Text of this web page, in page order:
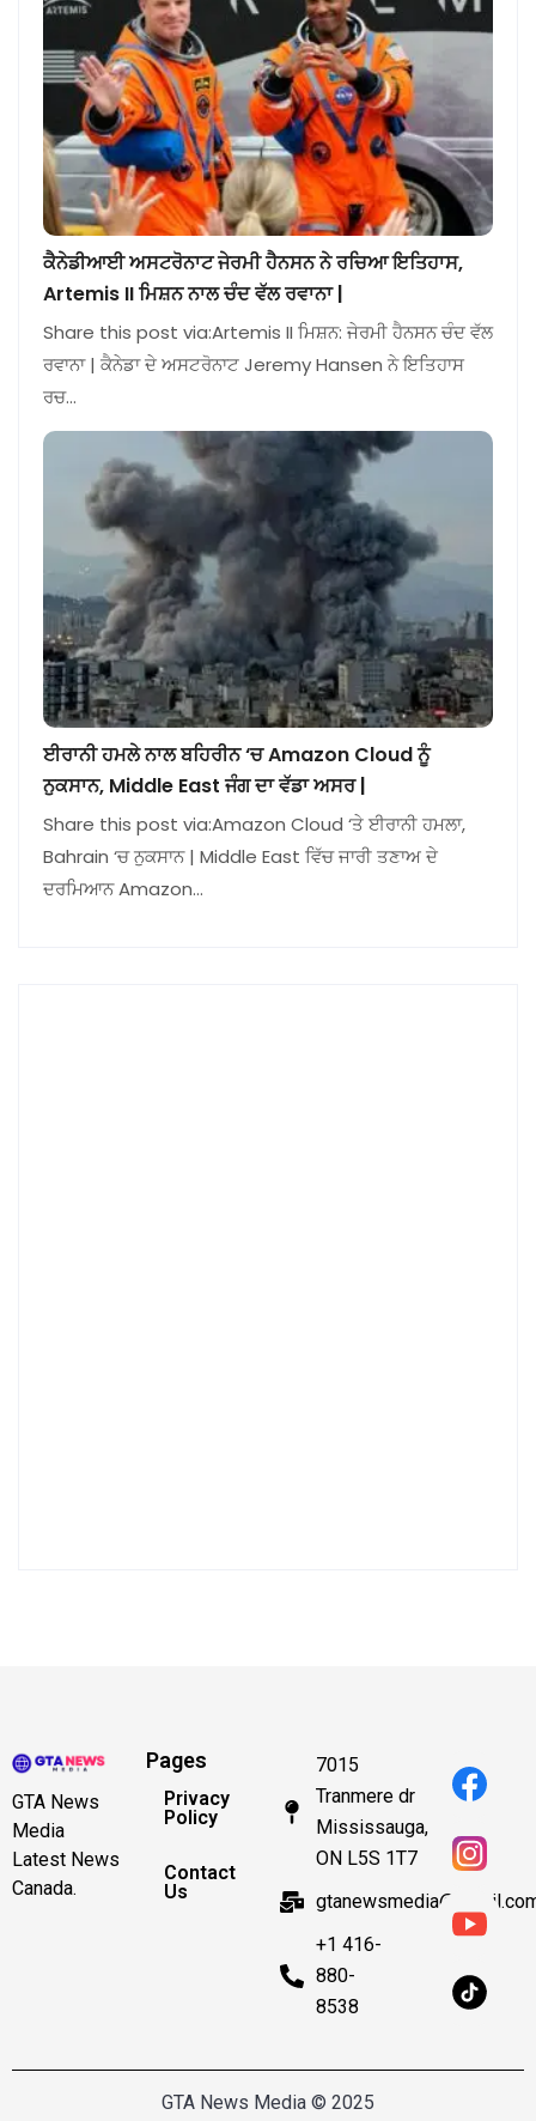
ਕੈਨੇਡੀਆਈ ਅਸਟਰੋਨਾਟ ਜੇਰਮੀ ਹੈਨਸਨ ਨੇ ਰਚਿਆ ਇਤਿਹਾਸ,
Artemis II ਮਿਸ਼ਨ ਨਾਲ ਚੰਦ ਵੱਲ ਰਵਾਨਾ |
Share this post via:Artemis II ਮਿਸ਼ਨ: ਜੇਰਮੀ ਹੈਨਸਨ ਚੰਦ ਵੱਲ
ਰਵਾਨਾ | ਕੈਨੇਡਾ ਦੇ ਅਸਟਰੋਨਾਟ Jeremy Hansen ਨੇ ਇਤਿਹਾਸ
ਰਚ…
ਈਰਾਨੀ ਹਮਲੇ ਨਾਲ ਬਹਿਰੀਨ ‘ਚ Amazon Cloud ਨੂੰ
ਨੁਕਸਾਨ, Middle East ਜੰਗ ਦਾ ਵੱਡਾ ਅਸਰ |
Share this post via:Amazon Cloud ‘ਤੇ ਈਰਾਨੀ ਹਮਲਾ,
Bahrain ‘ਚ ਨੁਕਸਾਨ | Middle East ਵਿੱਚ ਜਾਰੀ ਤਣਾਅ ਦੇ
ਦਰਮਿਆਨ Amazon…
GTA News
Media
Latest News
Canada.
Pages
Privacy
Policy
Contact
Us
7015
Tranmere dr
Mississauga,
ON L5S 1T7
+1 416-
880-
8538
GTA News Media © 2025